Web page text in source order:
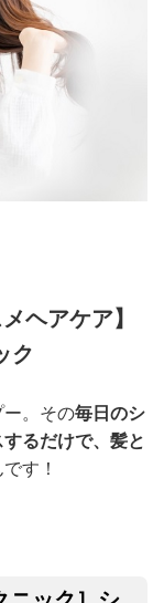
ヘアケア】
ク
ー。その毎日のシ
るだけで、髪と
す！